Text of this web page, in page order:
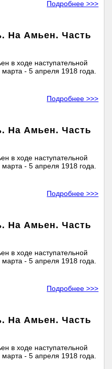
Подробнее >>>
На Амьен. Часть
в ходе наступательной
- 5 апреля 1918 года.
Подробнее >>>
На Амьен. Часть
в ходе наступательной
- 5 апреля 1918 года.
Подробнее >>>
На Амьен. Часть
в ходе наступательной
- 5 апреля 1918 года.
Подробнее >>>
На Амьен. Часть
в ходе наступательной
- 5 апреля 1918 года.